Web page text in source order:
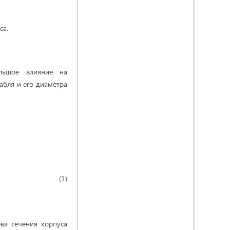
влияние на
и его диаметра
(1)
сечения корпуса